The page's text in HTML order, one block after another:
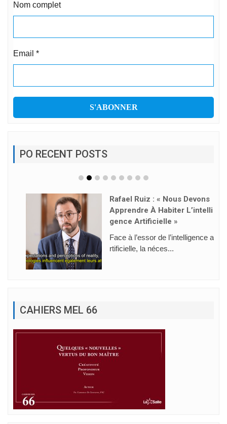
Nom complet
Email *
PO RECENT POSTS
Rafael Ruiz : « Nous Devons
Apprendre À Habiter L’intelli
Gence Artificielle »
Face à l’essor de l’intelligence a
rtificielle, la néces...
CAHIERS MEL 66